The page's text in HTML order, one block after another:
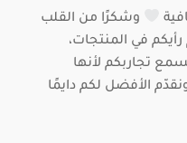
وشكرًا من القلب
في المنتجات،
تجاربكم لأنها
الأفضل لكم دايمًا